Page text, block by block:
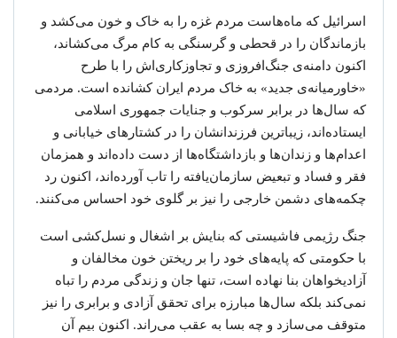
اسرائیل که ماه‌هاست مردم غزه را به خاک و خون می‌کشد و
بازماندگان را در قحطی و گرسنگی به کام مرگ می‌کشاند،
اکنون دامنه‌ی جنگ‌افروزی و تجاوزکاری‌اش را با طرح
«خاورمیانه‌ی جدید» به خاک مردم ایران کشانده است. مردمی
که سال‌ها در برابر سرکوب و جنایات جمهوری اسلامی
ایستاده‌اند، زیباترین فرزندانشان را در کشتارهای خیابانی و
اعدام‌ها و زندان‌ها و بازداشتگاه‌ها از دست داده‌اند و همزمان
فقر و فساد و تبعیض سازمان‌یافته را تاب آورده‌اند، اکنون رد
چکمه‌های دشمن خارجی را نیز بر گلوی خود احساس می‌کنند.
جنگ رژیمی فاشیستی که بنایش بر اشغال و نسل‌کشی است
با حکومتی که پایه‌های خود را بر ریختن خون مخالفان و
آزادیخواهان بنا نهاده است، تنها جان و زندگی مردم را تباه
نمی‌کند بلکه سال‌ها مبارزه برای تحقق آزادی و برابری را نیز
متوقف می‌سازد و چه بسا به عقب می‌راند. اکنون بیم آن